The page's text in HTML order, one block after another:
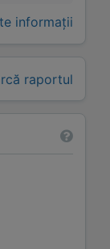
raportul
informații